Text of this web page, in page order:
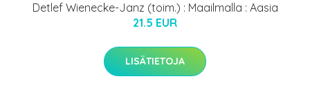
Detlef Wienecke-Janz (toim.) : Maailmalla : Aasia
21.5 EUR
LISÄTIETOJA